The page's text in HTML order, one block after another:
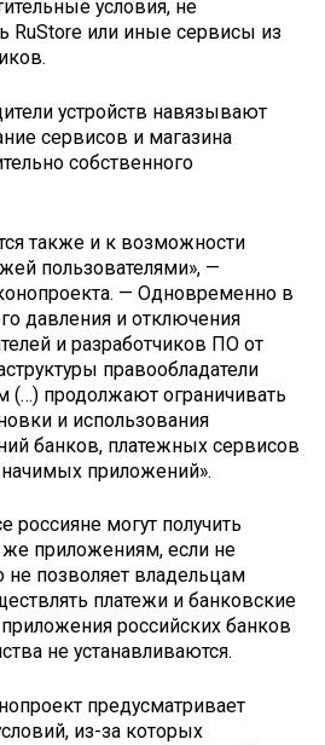
условия, не
RuStore или иные сервисы из
устройств навязывают
сервисов и магазина
собственного
также и к возможности
пользователями», —
— Одновременно в
давления и отключения
и разработчиков ПО от
правообладатели
(…) продолжают ограничивать
и использования
банков, платежных сервисов
приложений».
россияне могут получить
приложениям, если не
не позволяет владельцам
платежи и банковские
российских банков
не устанавливаются.
предусматривает
из-за которых